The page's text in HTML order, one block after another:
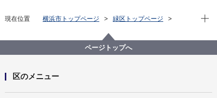
現在位置 横浜市トップページ
緑区トップページ
【第14回】新治市民の森の「谷戸田の田植え」に参加
現在
ページトップへ
区のメニュー